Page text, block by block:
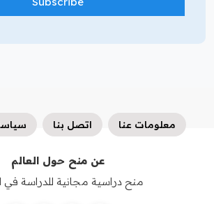
معلومات عنا اتصل بنا
عن منح حول العالم
منح دراسية مجانية للدراسة في